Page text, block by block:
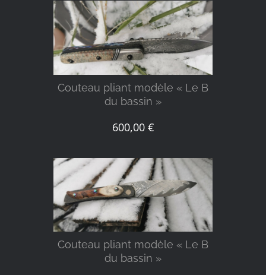
DÉTAILS
Couteau pliant modèle « Le B
du bassin »
600,00 €
DÉTAILS
Couteau pliant modèle « Le B
du bassin »